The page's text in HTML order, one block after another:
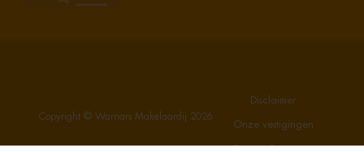
Copyright © Warnars Makelaardij 2026
Disclaimer
Onze vestigingen
Privacy Statement